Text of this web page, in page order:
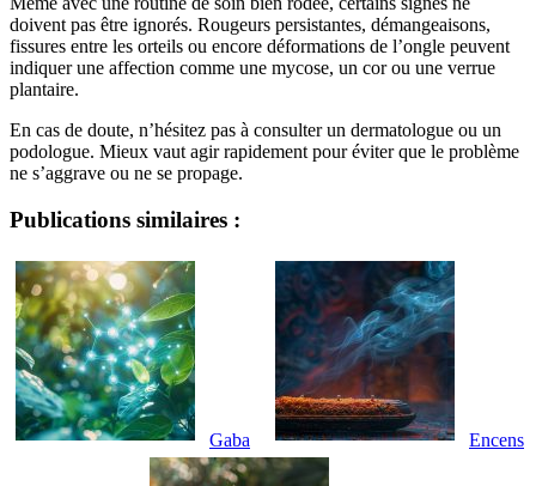
doivent pas être ignorés. Rougeurs persistantes, démangeaisons,
fissures entre les orteils ou encore déformations de l’ongle peuvent
indiquer une affection comme une mycose, un cor ou une verrue
plantaire.
En cas de doute, n’hésitez pas à consulter un dermatologue ou un
podologue. Mieux vaut agir rapidement pour éviter que le problème
ne s’aggrave ou ne se propage.
Publications similaires :
Gaba Encens